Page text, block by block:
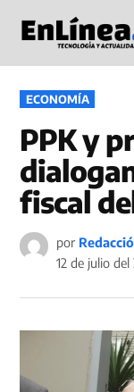
contenido
PUBLICADO
EN
ECONOMÍA
PPK y
fiscal
por
12 de julio